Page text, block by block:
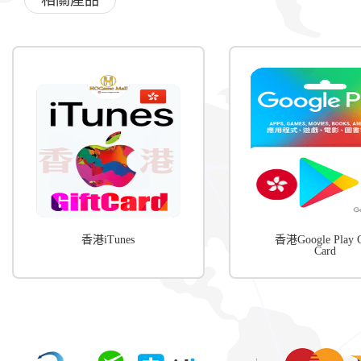
香港iTunes
香港Google Play
Card